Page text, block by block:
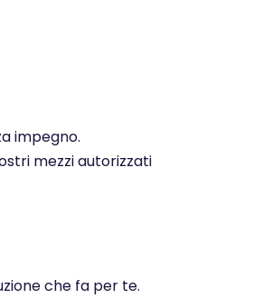
impegno.
mezzi autorizzati
che fa per te.